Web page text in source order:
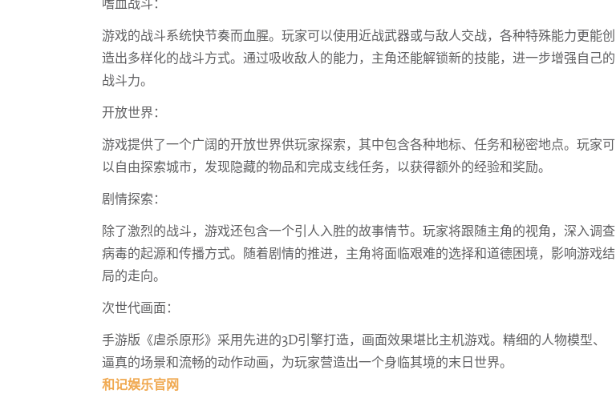
游戏的战斗系统快节奏而血腥。玩家可以使用近战武器或与敌人交战，各种特殊能力更能创
造出多样化的战斗方式。通过吸收敌人的能力，主角还能解锁新的技能，进一步增强自己的
战斗力。
开放世界：
游戏提供了一个广阔的开放世界供玩家探索，其中包含各种地标、任务和秘密地点。玩家可
以自由探索城市，发现隐藏的物品和完成支线任务，以获得额外的经验和奖励。
剧情探索：
除了激烈的战斗，游戏还包含一个引人入胜的故事情节。玩家将跟随主角的视角，深入调查
病毒的起源和传播方式。随着剧情的推进，主角将面临艰难的选择和道德困境，影响游戏结
局的走向。
次世代画面：
手游版《虐杀原形》采用先进的3D引擎打造，画面效果堪比主机游戏。精细的人物模型、
逼真的场景和流畅的动作动画，为玩家营造出一个身临其境的末日世界。
和记娱乐官网